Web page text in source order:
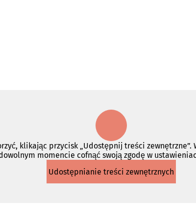
klikając przycisk „Udostępnij treści
momencie cofnąć swoją zgodę w
Udostępnianie treści zewnętrznych